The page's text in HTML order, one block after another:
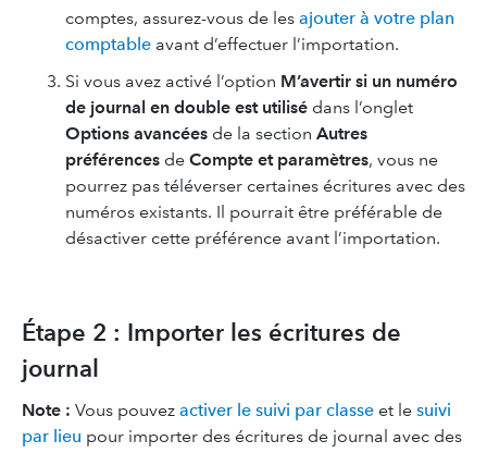
comptes, assurez-vous de les ajouter à votre plan
comptable avant d’effectuer l’importation.
Si vous avez activé l’option M’avertir si un numéro
de journal en double est utilisé dans l’onglet
Options avancées de la section Autres
préférences de Compte et paramètres, vous ne
pourrez pas téléverser certaines écritures avec des
numéros existants. Il pourrait être préférable de
désactiver cette préférence avant l’importation.
Étape 2 : Importer les écritures de
journal
Note : Vous pouvez activer le suivi par classe et le suivi
par lieu pour importer des écritures de journal avec des